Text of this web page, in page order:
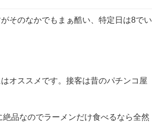
そのなかでもまぁ酷い、特定日は8でい
オススメです。接客は昔のパチンコ屋
品なのでラーメンだけ食べるなら全然